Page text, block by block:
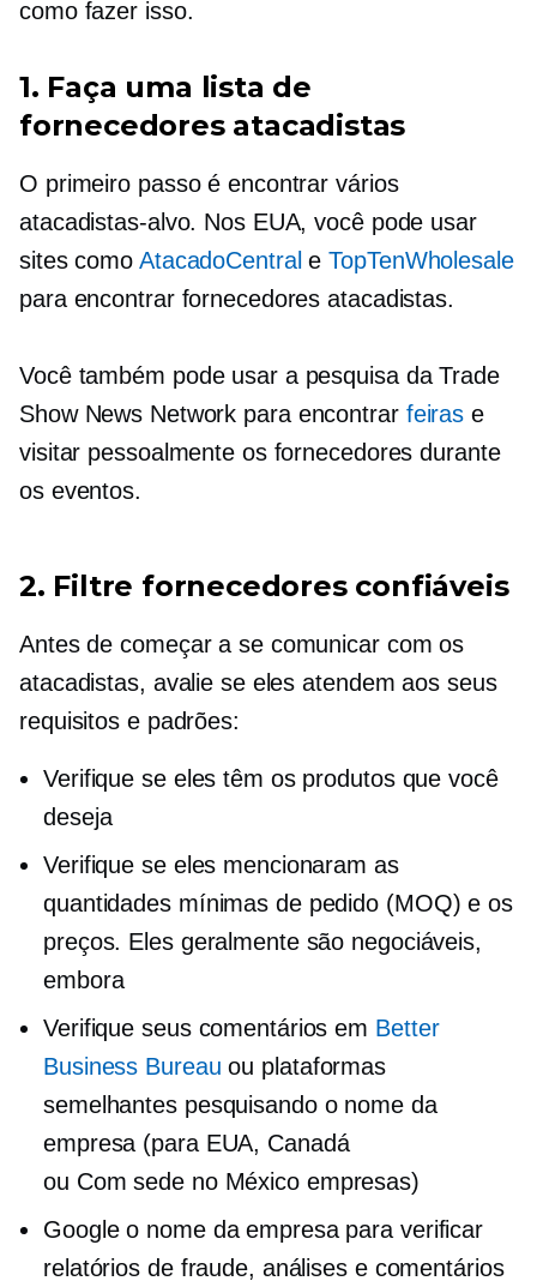
como fazer isso.
1. Faça uma lista de
fornecedores atacadistas
O primeiro passo é encontrar vários
atacadistas-alvo. Nos EUA, você pode usar
sites como AtacadoCentral eTopTenWholesale
para encontrar fornecedores atacadistas.
Você também pode usar a pesquisa da Trade
Show News Network para encontrar feiras e
visitar pessoalmente os fornecedores durante
os eventos.
2. Filtre fornecedores confiáveis
Antes de começar a se comunicar com os
atacadistas, avalie se eles atendem aos seus
requisitos e padrões:
Verifique se eles têm os produtos que você
deseja
Verifique se eles mencionaram as
quantidades mínimas de pedido (MOQ) e os
preços. Eles geralmente são negociáveis,
embora
Verifique seus comentários em Better
Business Bureau ou plataformas
semelhantes pesquisando o nome da
empresa (para EUA, Canadá
ou Com sede no Méxicoempresas)
Google o nome da empresa para verificar
relatórios de fraude, análises e comentários